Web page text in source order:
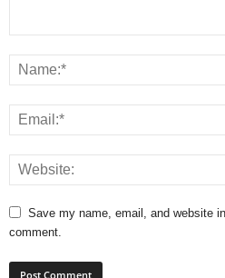
Save my name, email, and website
comment.